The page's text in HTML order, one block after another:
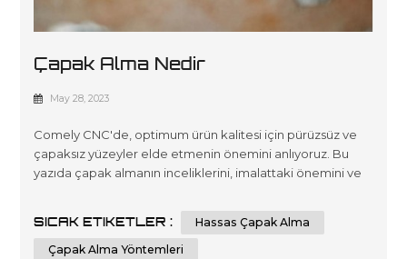
Çapak Alma Nedir
May 28, 2023
Comely CNC'de, optimum ürün kalitesi için pürüzsüz ve
çapaksız yüzeyler elde etmenin önemini anlıyoruz. Bu
yazıda çapak almanın inceliklerini, imalattaki önemini ve
konusu olduğunda bilinçli kararlar vermek için kapsamlı
bir çapak alma anlayışına ve bilgisine sahip olacaksınız.
SICAK ETIKETLER :
Hassas Çapak Alma
Çapak Alma Yöntemleri